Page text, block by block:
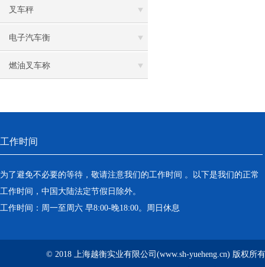
叉车秤
电子汽车衡
燃油叉车称
工作时间
为了避免不必要的等待，敬请注意我们的工作时间 。以下是我们的正常
工作时间，中国大陆法定节假日除外。
工作时间：周一至周六 早8:00-晚18:00。周日休息
© 2018 上海越衡实业有限公司(www.sh-yueheng.cn) 版权所